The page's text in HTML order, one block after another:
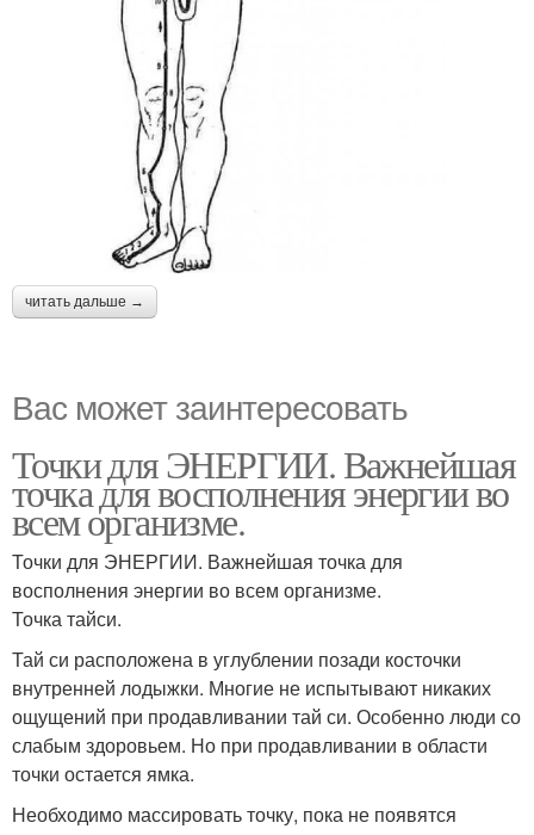
читать дальше →
Вас может заинтересовать
Точки для ЭНЕРГИИ. Важнейшая
точка для восполнения энергии во
всем организме.
Точки для ЭНЕРГИИ. Важнейшая точка для
восполнения энергии во всем организме.
Точка тайси.
Тай си расположена в углублении позади косточки
внутренней лодыжки. Многие не испытывают никаких
ощущений при продавливании тай си. Особенно люди со
слабым здоровьем. Но при продавливании в области
точки остается ямка.
Необходимо массировать точку, пока не появятся